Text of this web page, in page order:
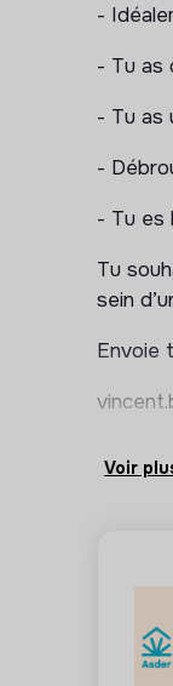
•
•
Tu
-
- Tu as
- Tu as
-
- Tu es
Tu
sein
Envoie
Voir